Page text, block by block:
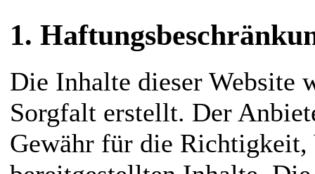
1.
Die Inhalte dieser Website
Sorgfalt erstellt. Der
Gewähr für die